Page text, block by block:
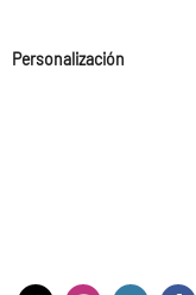
Personalización